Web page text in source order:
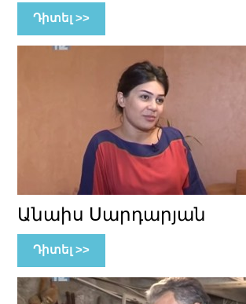
Դիտել >>
Անաիս Սարդարյան
Դիտել >>